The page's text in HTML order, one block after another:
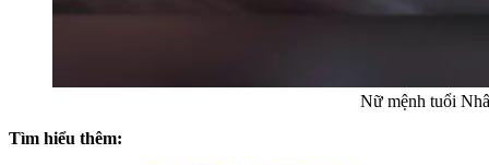
Nữ mệnh tuổi
Tìm hiểu thêm: